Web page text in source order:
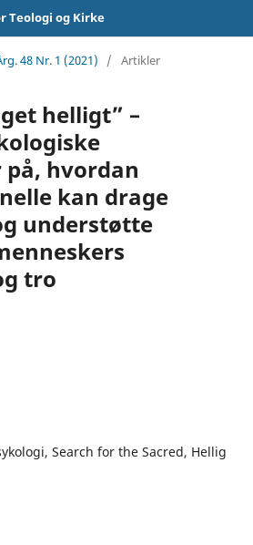
Teologi og Kirke
48 Nr. 1 (2021) / Artikler
helligt” –
hvordan
kan drage
understøtte
tro
Search for the Sacred, Hellig